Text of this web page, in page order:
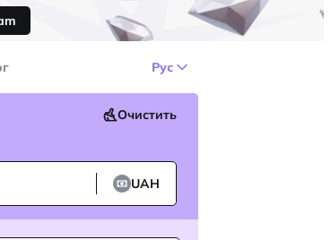
Рус
Очистить
UAH